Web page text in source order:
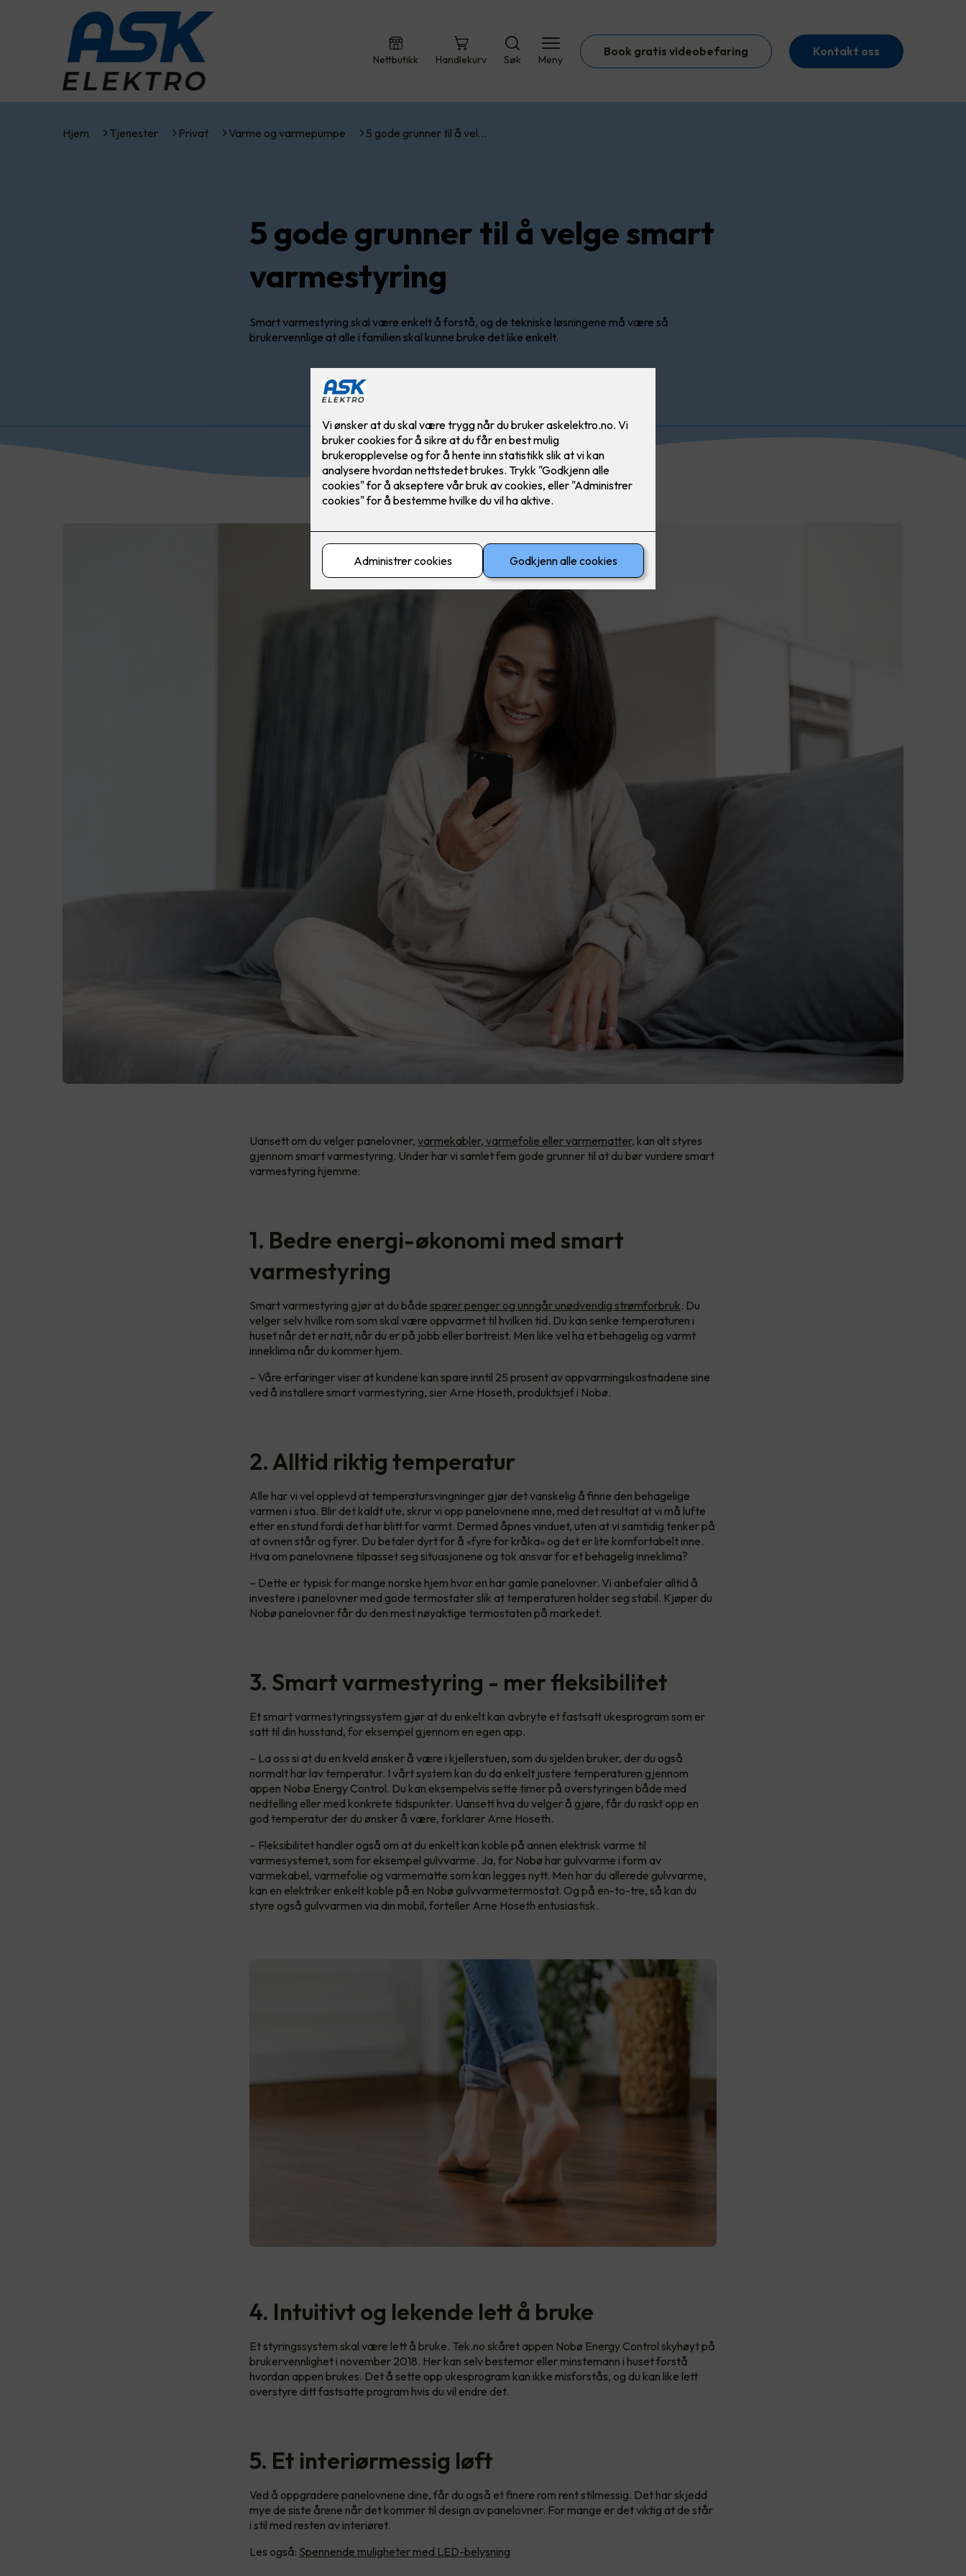
Nettbutikk Handlekurv Søk Meny
Book gratis videobefaring Kontakt oss
Hjem Tjenester Privat Varme og varmepumpe 5 gode grunner til å vel…
5 gode grunner til å velge smart
varmestyring
Smart varmestyring skal være enkelt å forstå, og de tekniske løsningene må være så
brukervennlige at alle i familien skal kunne bruke det like enkelt.
Uansett om du velger panelovner, varmekabler, varmefolie eller varmematter, kan alt styres
gjennom smart varmestyring. Under har vi samlet fem gode grunner til at du bør vurdere smart
varmestyring hjemme:
1. Bedre energi-økonomi med smart
varmestyring
Smart varmestyring gjør at du både sparer penger og unngår unødvendig strømforbruk. Du
velger selv hvilke rom som skal være oppvarmet til hvilken tid. Du kan senke temperaturen i
huset når det er natt, når du er på jobb eller bortreist. Men like vel ha et behagelig og varmt
inneklima når du kommer hjem.
– Våre erfaringer viser at kundene kan spare inntil 25 prosent av oppvarmingskostnadene sine
ved å installere smart varmestyring, sier Arne Hoseth, produktsjef i Nobø.
2. Alltid riktig temperatur
Alle har vi vel opplevd at temperatursvingninger gjør det vanskelig å finne den behagelige
varmen i stua. Blir det kaldt ute, skrur vi opp panelovnene inne, med det resultat at vi må lufte
etter en stund fordi det har blitt for varmt. Dermed åpnes vinduet, uten at vi samtidig tenker på
at ovnen står og fyrer. Du betaler dyrt for å «fyre for kråka» og det er lite komfortabelt inne.
Hva om panelovnene tilpasset seg situasjonene og tok ansvar for et behagelig inneklima?
– Dette er typisk for mange norske hjem hvor en har gamle panelovner. Vi anbefaler alltid å
investere i panelovner med gode termostater slik at temperaturen holder seg stabil. Kjøper du
Nobø panelovner får du den mest nøyaktige termostaten på markedet.
3. Smart varmestyring - mer fleksibilitet
Et smart varmestyringssystem gjør at du enkelt kan avbryte et fastsatt ukesprogram som er
satt til din husstand, for eksempel gjennom en egen app.
– La oss si at du en kveld ønsker å være i kjellerstuen, som du sjelden bruker, der du også
normalt har lav temperatur. I vårt system kan du da enkelt justere temperaturen gjennom
appen Nobø Energy Control. Du kan eksempelvis sette timer på overstyringen både med
nedtelling eller med konkrete tidspunkter. Uansett hva du velger å gjøre, får du raskt opp en
god temperatur der du ønsker å være, forklarer Arne Hoseth.
– Fleksibilitet handler også om at du enkelt kan koble på annen elektrisk varme til
varmesystemet, som for eksempel gulvvarme. Ja, for Nobø har gulvvarme i form av
varmekabel, varmefolie og varmematte som kan legges nytt. Men har du allerede gulvvarme,
kan en elektriker enkelt koble på en Nobø gulvvarmetermostat. Og på en-to-tre, så kan du
styre også gulvvarmen via din mobil, forteller Arne Hoseth entusiastisk.
4. Intuitivt og lekende lett å bruke
Et styringssystem skal være lett å bruke. Tek.no skåret appen Nobø Energy Control skyhøyt på
brukervennlighet i november 2018. Her kan selv bestemor eller minstemann i huset forstå
hvordan appen brukes. Det å sette opp ukesprogram kan ikke misforstås, og du kan like lett
overstyre ditt fastsatte program hvis du vil endre det.
5. Et interiørmessig løft
Ved å oppgradere panelovnene dine, får du også et finere rom rent stilmessig. Det har skjedd
mye de siste årene når det kommer til design av panelovner. For mange er det viktig at de står
i stil med resten av interiøret.
Les også: Spennende muligheter med LED-belysning